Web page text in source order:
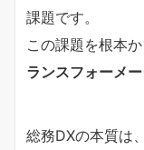
課題です。
この課題を根本
ランスフォーメー
総務DXの本質は